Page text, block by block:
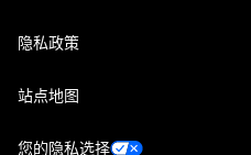
隐私政策
站点地图
您的隐私选择